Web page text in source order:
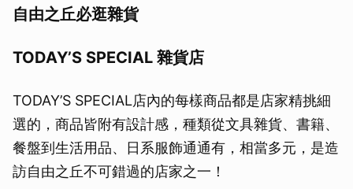
自由之丘必逛雜貨
TODAY’S SPECIAL 雜貨店
TODAY’S SPECIAL店內的每樣商品都是店家精挑細
選的，商品皆附有設計感，種類從文具雜貨、書籍、
餐盤到生活用品、日系服飾通通有，相當多元，是造
訪自由之丘不可錯過的店家之一！